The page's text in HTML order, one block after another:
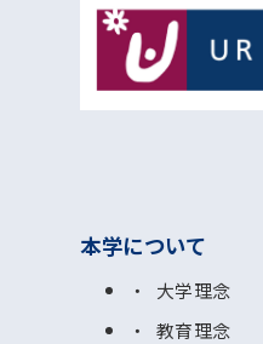
本学について
大学理念
教育理念